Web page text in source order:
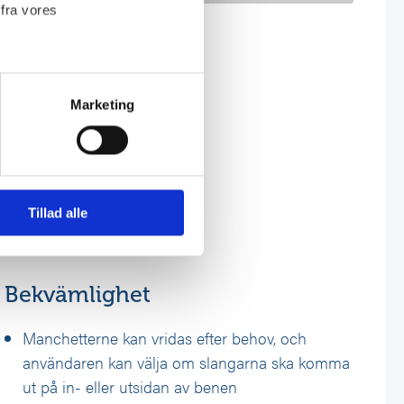
vores
og til at analysere
for sociale medier,
oplysninger, du har givet
Marketing
Tillad alle
Bekvämlighet
Manchetterne kan vridas efter behov, och
användaren kan välja om slangarna ska komma
ut på in- eller utsidan av benen